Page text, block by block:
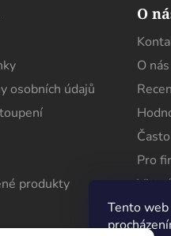
Tento
osobních údajů
produkty
O
O nás
Pro